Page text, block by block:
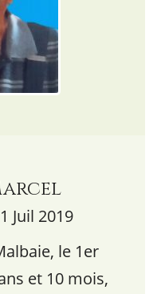
Juil 2019
le 1er
et 10 mois,